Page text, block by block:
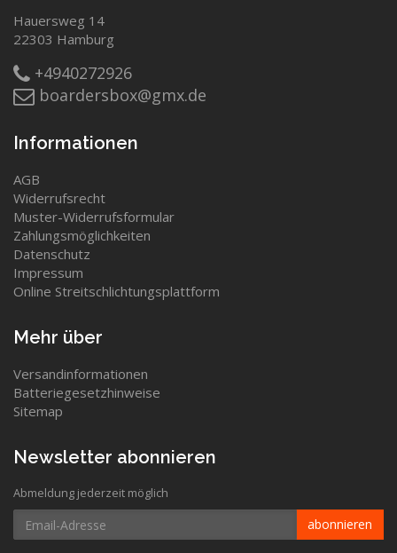
Hauersweg 14
22303 Hamburg
+4940272926
boardersbox@gmx.de
Informationen
AGB
Widerrufsrecht
Muster-Widerrufsformular
Zahlungsmöglichkeiten
Datenschutz
Impressum
Online Streitschlichtungsplattform
Mehr über
Versandinformationen
Batteriegesetzhinweise
Sitemap
Newsletter abonnieren
Abmeldung jederzeit möglich
Email-
Adresse
abonnieren